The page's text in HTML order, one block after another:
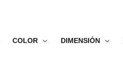
COLOR DIMENSIÓN